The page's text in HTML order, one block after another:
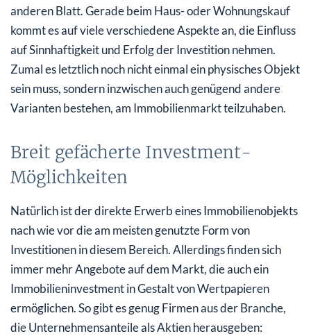
anderen Blatt. Gerade beim Haus- oder Wohnungskauf
kommt es auf viele verschiedene Aspekte an, die Einfluss
auf Sinnhaftigkeit und Erfolg der Investition nehmen.
Zumal es letztlich noch nicht einmal ein physisches Objekt
sein muss, sondern inzwischen auch genügend andere
Varianten bestehen, am Immobilienmarkt teilzuhaben.
Breit gefächerte Investment-
Möglichkeiten
Natürlich ist der direkte Erwerb eines Immobilienobjekts
nach wie vor die am meisten genutzte Form von
Investitionen in diesem Bereich. Allerdings finden sich
immer mehr Angebote auf dem Markt, die auch ein
Immobilieninvestment in Gestalt von Wertpapieren
ermöglichen. So gibt es genug Firmen aus der Branche,
die Unternehmensanteile als Aktien herausgeben: